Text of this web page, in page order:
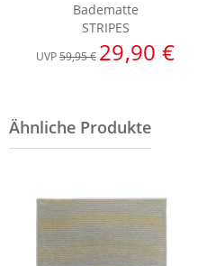
Badematte
STRIPES
UVP59,95 € 29,90 €